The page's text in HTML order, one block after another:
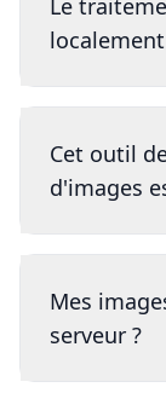
Le
Cet outil
d'images
Mes
serveur ?